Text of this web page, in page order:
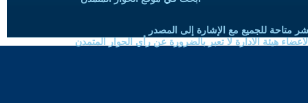
متاحة للجميع مع الإشارة إلى المصدر
هيئة الادارة لا تعبر بالضرورة عن رأي الحوار المتمدن